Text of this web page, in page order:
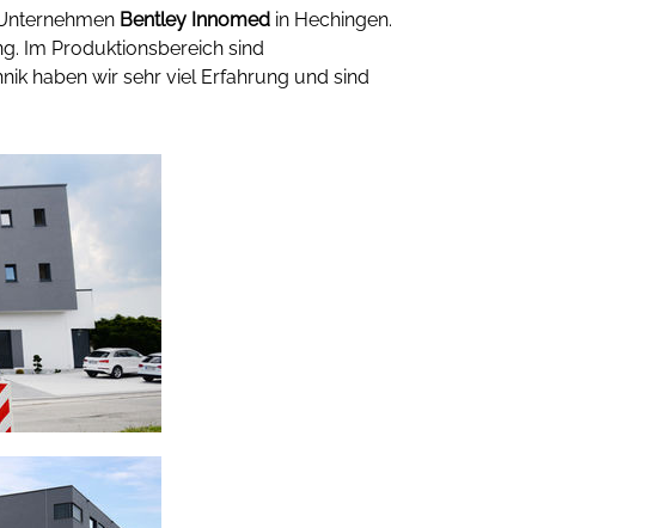
Bentley Innomed in Hechingen.
Im Produktionsbereich sind
haben wir sehr viel Erfahrung und sind